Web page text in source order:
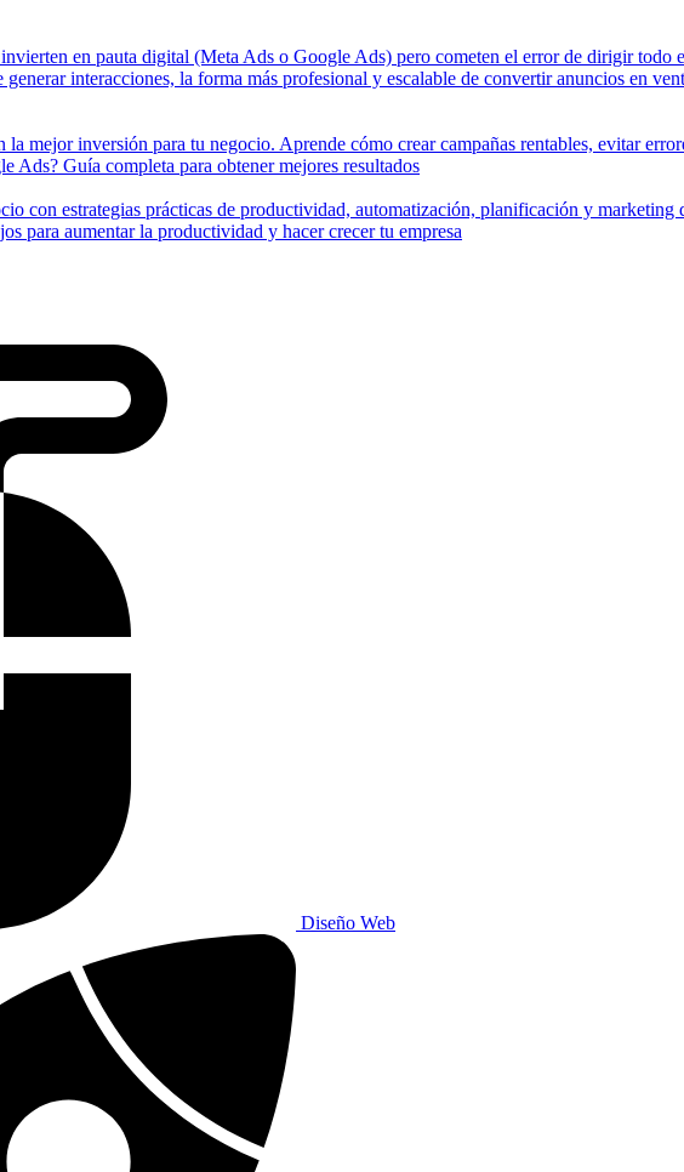
Ads? Guía completa para obtener mejores resultados
para aumentar la productividad y hacer crecer tu empresa
Diseño Web